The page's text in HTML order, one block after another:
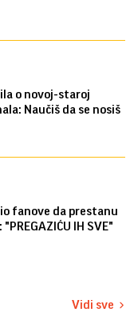
o novoj-staroj
Naučiš da se nosiš
fanove da prestanu
IH SVE"
Vidi sve